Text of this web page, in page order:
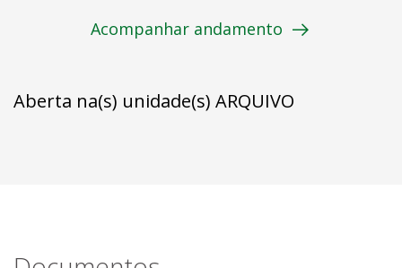
Acompanhar andamento
Aberta na(s) unidade(s) ARQUIVO